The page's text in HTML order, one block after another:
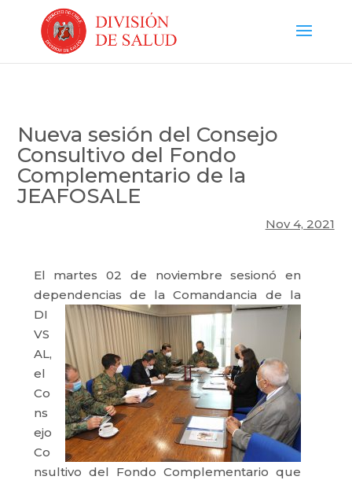
Nueva sesión del Consejo
Consultivo del Fondo
Complementario de la
JEAFOSALE
Nov 4, 2021
El martes 02 de noviembre sesionó en
dependencias de la Comandancia de la
DI
VS
AL,
el
Co
ns
ejo
Co
nsultivo del Fondo Complementario que